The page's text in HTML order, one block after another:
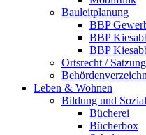
Bauleitplanung
BBP
BBP
BBP
Ortsrecht /
Leben & Wohnen
Bildung und
Bücherei
Bücherbox